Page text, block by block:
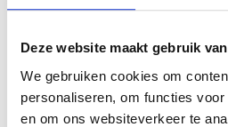
Deze website maakt gebruik
We gebruiken cookies om
personaliseren, om functies
en om ons websiteverkeer te
ADVIES NODIG OF